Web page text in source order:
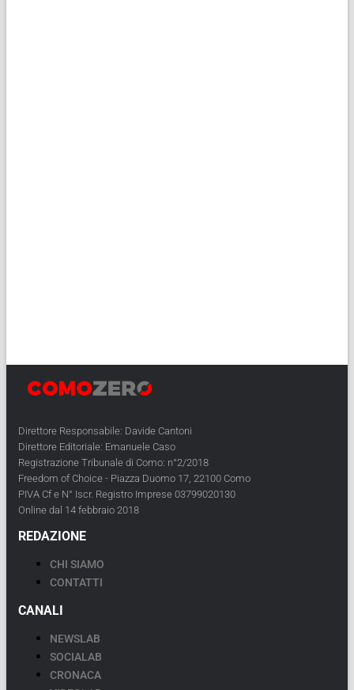
Direttore Responsabile: Davide Cantoni
Direttore Editoriale: Emanuele Caso
Registrazione Tribunale di Como: n°2/2018
Freedom of Choice - Piazza Duomo 17, 22100 Como
PIVA Cf e N° Iscr. Registro Imprese 03799020130
Online dal 14 febbraio 2018
REDAZIONE
CHI SIAMO
CONTATTI
CANALI
NEWSLAB
SOCIALAB
CRONACA